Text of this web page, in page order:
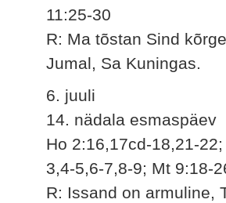
11:25-30
R: Ma tõstan Sind
Jumal, Sa Kuningas.
6. juuli
14. nädala esmaspäev
Ho 2:16,17cd-18,21-
3,4-5,6-7,8-9; Mt 9:18-
R: Issand on armuline,